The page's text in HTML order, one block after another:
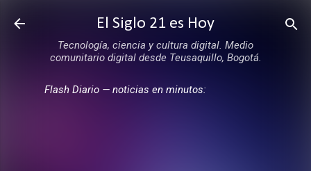
Ir al contenido principal
El Siglo 21 es Hoy
Tecnología, ciencia y cultura digital. Medio
comunitario digital desde Teusaquillo, Bogotá.
Flash Diario — noticias en minutos: